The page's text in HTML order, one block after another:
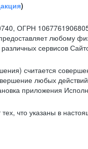
)
ОГРН
любому
сервисов
считается
любых
приложения
что указаны в